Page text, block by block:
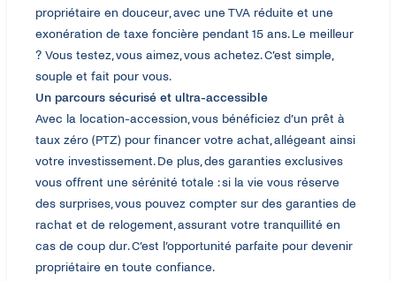
propriétaire en douceur, avec une TVA réduite et une
exonération de taxe foncière pendant 15 ans. Le meilleur
? Vous testez, vous aimez, vous achetez. C’est simple,
souple et fait pour vous​.
Un parcours sécurisé et ultra-accessible
Avec la location-accession, vous bénéficiez d’un prêt à
taux zéro (PTZ) pour financer votre achat, allégeant ainsi
votre investissement. De plus, des garanties exclusives
vous offrent une sérénité totale : si la vie vous réserve
des surprises, vous pouvez compter sur des garanties de
rachat et de relogement, assurant votre tranquillité en
cas de coup dur. C’est l’opportunité parfaite pour devenir
propriétaire en toute confiance.